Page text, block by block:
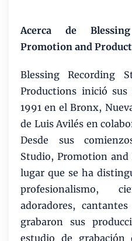
Acerca de
Promotion and
Blessing Recording
Productions inició
1991 en el Bronx,
de Luis Avilés en
Desde sus
Studio, Promotion and
lugar que se ha
profesionalismo,
adoradores,
grabaron sus
estudio de grabación